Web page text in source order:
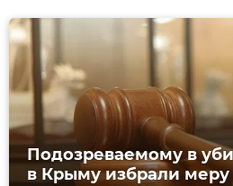
Подозреваемому в
в Крыму избрали меру